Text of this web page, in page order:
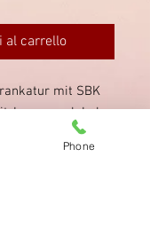
al carrello
mit SBK
Lancy nach Lahr
Brief wurde von
geöffnet
Phone